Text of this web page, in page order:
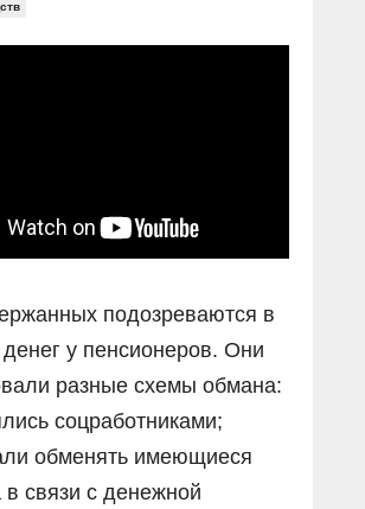
ролики
фильмы
подозреваются в
у пенсионеров. Они
разные схемы обмана:
соцработниками;
обменять имеющиеся
в связи с денежной